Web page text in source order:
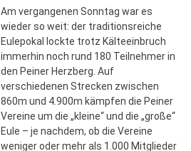
Am vergangenen Sonntag war es
wieder so weit: der traditionsreiche
Eulepokal lockte trotz Kälteeinbruch
immerhin noch rund 180 Teilnehmer in
den Peiner Herzberg. Auf
verschiedenen Strecken zwischen
860m und 4.900m kämpfen die Peiner
Vereine um die „kleine“ und die „große“
Eule – je nachdem, ob die Vereine
weniger oder mehr als 1.000 Mitglieder